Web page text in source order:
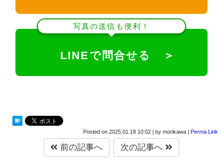
写真の送信も便利！
LINEで問合せる ＞
Posted on 2025.01.18 10:02 | by morikawa | Perma Link
前の記事へ 次の記事へ